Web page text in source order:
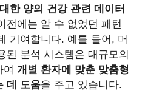
한 양의 건강 관련 데이터
전에는 알 수 없었던 패턴
기여합니다. 예를 들어, 머
된 분석 시스템은 대규모의
여 개별 환자에 맞춘 맞춤형
데 도움을 주고 있습니다.